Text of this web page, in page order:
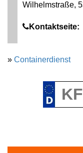
Wilhelmstraße,
Kontaktseite:
» Containerdienst